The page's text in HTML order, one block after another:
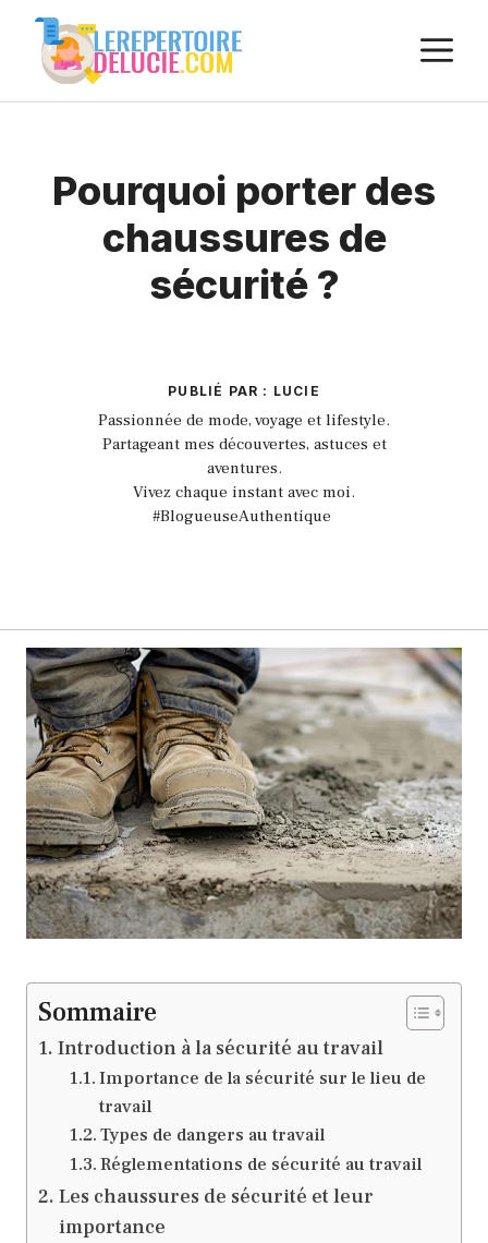
Aller
contenu
Pourquoi porter des
chaussures de
sécurité ?
PUBLIÉ PAR : LUCIE
Passionnée de mode, voyage et lifestyle.
Partageant mes découvertes, astuces et
aventures.
Vivez chaque instant avec moi.
#BlogueuseAuthentique
Sommaire
Introduction à la sécurité au travail
Importance de la sécurité sur le lieu de
travail
Types de dangers au travail
Réglementations de sécurité au travail
Les chaussures de sécurité et leur
importance